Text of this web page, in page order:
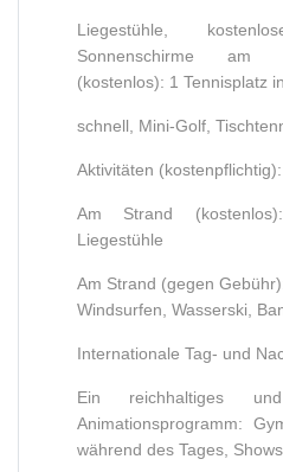
Liegestühle,
Sonnenschirme am
(kostenlos): 1 Tennisplatz in
schnell, Mini-Golf,
Aktivitäten
Am Strand
Liegestühle
Am Strand (gegen
Windsurfen, Wasserski,
Internationale Tag- und
Ein reichhaltiges und
Animationsprogramm:
während des Tages,